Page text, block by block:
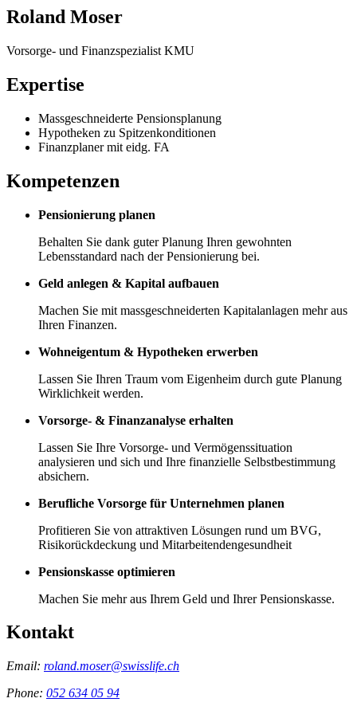
Roland Moser
Vorsorge- und Finanzspezialist KMU
Expertise
Massgeschneiderte Pensionsplanung
Hypotheken zu Spitzenkonditionen
Finanzplaner mit eidg. FA
Kompetenzen
Pensionierung planen
Behalten Sie dank guter Planung Ihren gewohnten
Lebensstandard nach der Pensionierung bei.
Geld anlegen & Kapital aufbauen
Machen Sie mit massgeschneiderten Kapitalanlagen mehr aus
Ihren Finanzen.
Wohneigentum & Hypotheken erwerben
Lassen Sie Ihren Traum vom Eigenheim durch gute Planung
Wirklichkeit werden.
Vorsorge- & Finanzanalyse erhalten
Lassen Sie Ihre Vorsorge- und Vermögenssituation
analysieren und sich und Ihre finanzielle Selbstbestimmung
absichern.
Berufliche Vorsorge für Unternehmen planen
Profitieren Sie von attraktiven Lösungen rund um BVG,
Risikorückdeckung und Mitarbeitendengesundheit
Pensionskasse optimieren
Machen Sie mehr aus Ihrem Geld und Ihrer Pensionskasse.
Kontakt
Email: roland.moser@swisslife.ch
Phone: 052 634 05 94